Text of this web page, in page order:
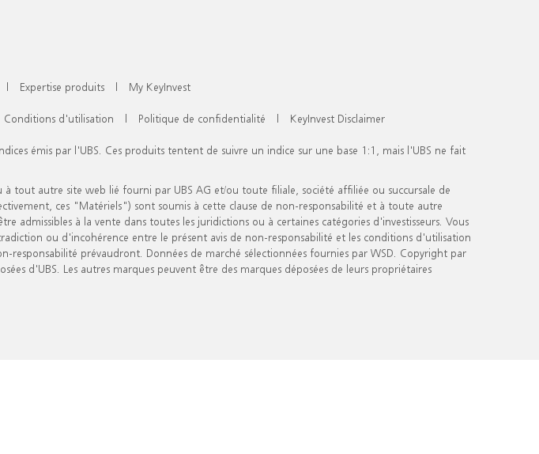
| Expertise produits | My KeyInvest
Conditions d'utilisation | Politique de confidentialité | KeyInvest Disclaimer
émis par l'UBS. Ces produits tentent de suivre un indice sur une base 1:1, mais l'UBS ne fait
tout autre site web lié fourni par UBS AG et/ou toute filiale, société affiliée ou succursale de
ces "Matériels") sont soumis à cette clause de non-responsabilité et à toute autre
admissibles à la vente dans toutes les juridictions ou à certaines catégories d'investisseurs. Vous
ou d'incohérence entre le présent avis de non-responsabilité et les conditions d'utilisation
responsabilité prévaudront. Données de marché sélectionnées fournies par WSD. Copyright par
d'UBS. Les autres marques peuvent être des marques déposées de leurs propriétaires